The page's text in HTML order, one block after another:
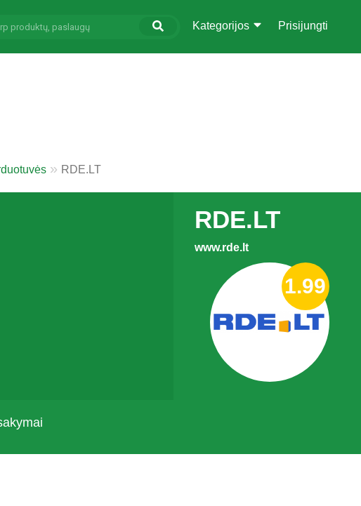
Kategorijos Prisijungti
RDE.LT
RDE.LT
www.rde.lt
1.99